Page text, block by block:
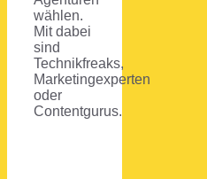
wählen.
Mit dabei
sind
Technikfreaks,
Marketingexperten
oder
Contentgurus.